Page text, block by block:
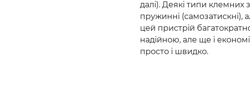
далі). Деякі типи клемних
пружинні (самозатискні),
цей пристрій
надійною, але ще і
просто і швидко.